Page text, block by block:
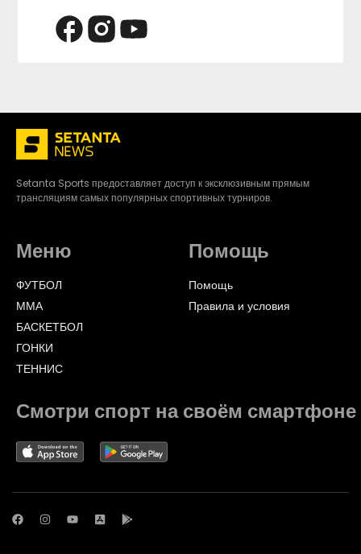
Setanta Sports предоставляет доступ к эксклюзивным прямым
трансляциям самых популярных спортивных турниров.
Меню
ФУТБОЛ
ММА
БАСКЕТБОЛ
ГОНКИ
ТЕННИС
Помощь
Помощь
Правила и условия
Смотри спорт на своём смартфоне